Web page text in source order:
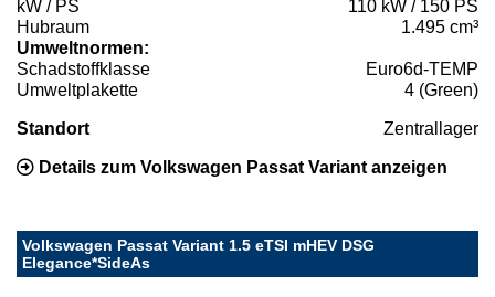
kW / PS
110 kW / 150 PS
Hubraum
1.495 cm³
Umweltnormen:
Schadstoffklasse
Euro6d-TEMP
Umweltplakette
4 (Green)
Standort Zentrallager
Details zum Volkswagen Passat Variant anzeigen
Volkswagen Passat Variant 1.5 eTSI mHEV DSG
Elegance*SideAs